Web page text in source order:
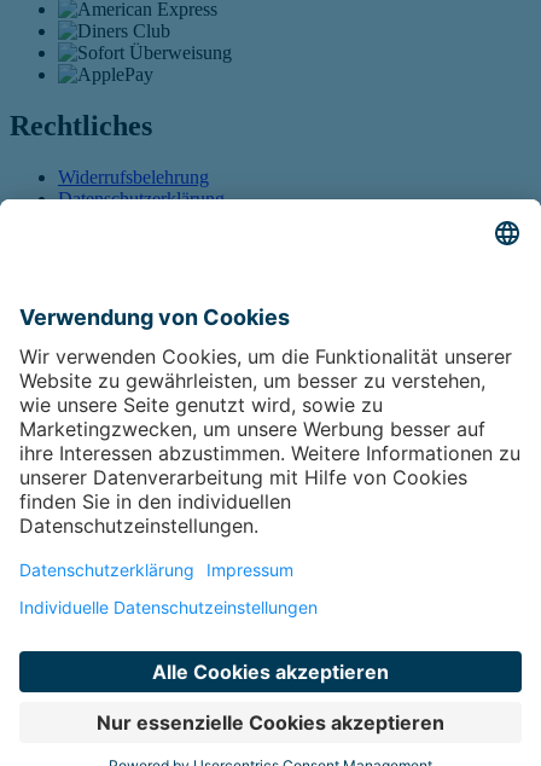
Rechtliches
Widerrufsbelehrung
Datenschutzerklärung
Vertrag widerrufenÖffnet sich in einem neuen Tab
Kontakt
Kontakt
FAQÖffnet sich in einem neuen Tab
ImpressumÖffnet sich in einem neuen Tab
Weiter zu
Tab Führt auf eine externe Seite
Facebook Öffnet sich in einem neuen Tab
auf eine externe Seite
auf eine externe Seite
© copyright 2026 - Therme Laa